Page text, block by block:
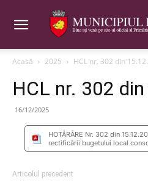
Acasă 2025 HCL nr. 302 din
HCL nr. 302
16/12/2025
HOTĂRÂRE Nr. 302 din
rectificării bugetului local
Articolul precedent